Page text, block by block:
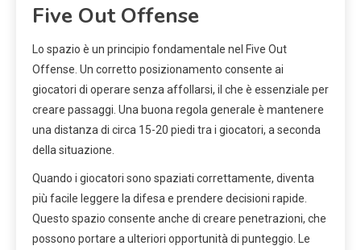
Five Out Offense
Lo spazio è un principio fondamentale nel Five Out
Offense. Un corretto posizionamento consente ai
giocatori di operare senza affollarsi, il che è essenziale per
creare passaggi. Una buona regola generale è mantenere
una distanza di circa 15-20 piedi tra i giocatori, a seconda
della situazione.
Quando i giocatori sono spaziati correttamente, diventa
più facile leggere la difesa e prendere decisioni rapide.
Questo spazio consente anche di creare penetrazioni, che
possono portare a ulteriori opportunità di punteggio. Le